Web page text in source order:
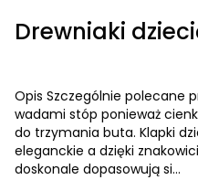
Drewniaki
Opis Szczególnie polecane
wadami stóp ponieważ
do trzymania buta. Klapki
eleganckie a dzięki
doskonale dopasowują si...